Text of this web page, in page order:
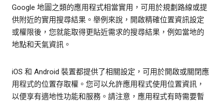
Google 地圖之類的應用程式相當實用，可用於規劃路線或提
供附近的實用搜尋結果。舉例來說，開啟精確位置資訊設定
或權限後，您就能取得更貼近需求的搜尋結果，例如當地的
地點和天氣資訊。
iOS 和 Android 裝置都提供了相關設定，可用於開啟或關閉應
用程式的位置存取權。您可以允許應用程式使用位置資訊，
以便享有適地性功能和服務。請注意，應用程式有時需要暫